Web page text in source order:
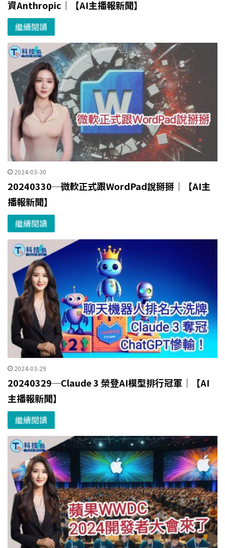
資Anthropic｜【AI主播報新聞】
繼續閱讀
2024-03-30
20240330─微軟正式跟WordPad說掰掰｜【AI主
播報新聞】
繼續閱讀
2024-03-29
20240329─Claude 3 榮登AI模型排行冠軍｜【AI
主播報新聞】
繼續閱讀